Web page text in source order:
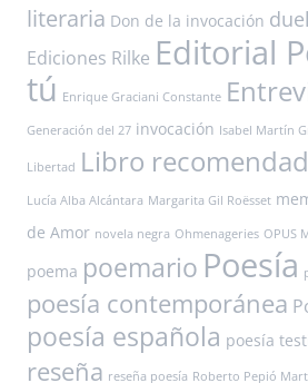
literaria Don de la invocación
Ediciones Rilke Editorial
tú Enrique Graciani Constante
Generación del 27 invocación Isabel Martín
Libertad Libro
Lucía Alba Alcántara Margarita Gil Roësset
de Amor novela negra Ohmenageries OPUS
poema poemario Poesía
poesía contemporánea
poesía española poesía
reseña reseña poesía Roberto Pepió